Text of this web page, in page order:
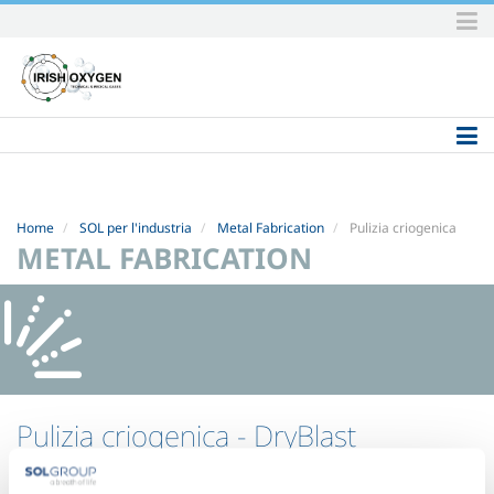
to
content.
|
to
Home SOL per l'industria Metal Fabrication Pulizia criogenica
METAL FABRICATION
Pulizia criogenica - DryBlast
DryBlast è una linea completa di tecnologie, prodotti e servizi SOL per